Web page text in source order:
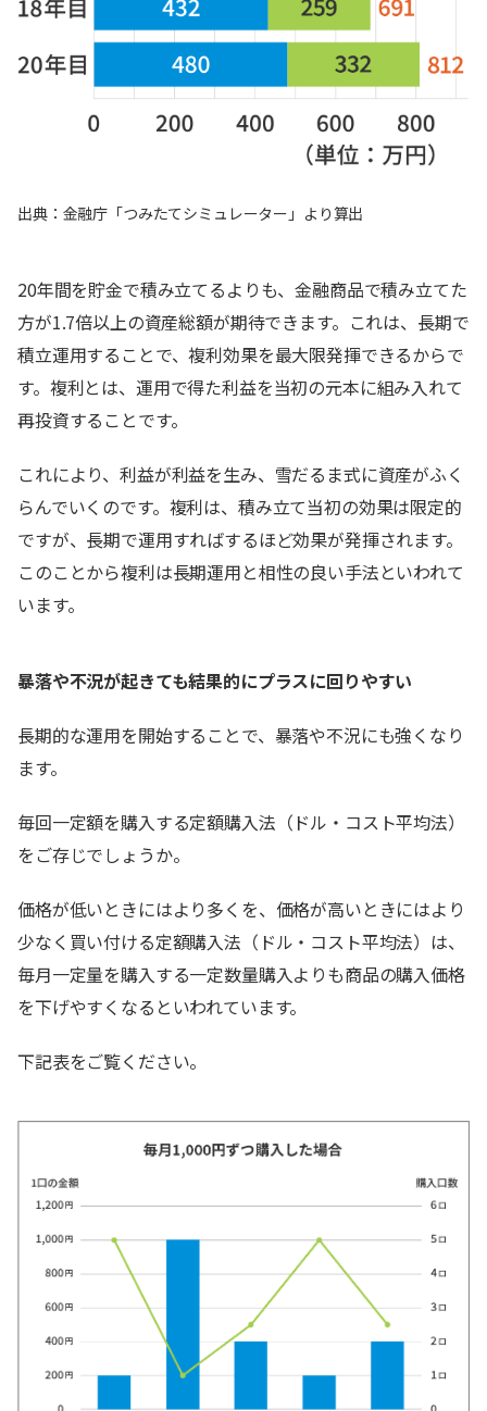
出典：金融庁「つみたてシミュレーター」より算出
20年間を貯金で積み立てるよりも、金融商品で積み立てた
方が1.7倍以上の資産総額が期待できます。これは、長期で
積立運用することで、複利効果を最大限発揮できるからで
す。複利とは、運用で得た利益を当初の元本に組み入れて
再投資することです。
これにより、利益が利益を生み、雪だるま式に資産がふく
らんでいくのです。複利は、積み立て当初の効果は限定的
ですが、長期で運用すればするほど効果が発揮されます。
このことから複利は長期運用と相性の良い手法といわれて
います。
暴落や不況が起きても結果的にプラスに回りやすい
長期的な運用を開始することで、暴落や不況にも強くなり
ます。
毎回一定額を購入する定額購入法（ドル・コスト平均法）
をご存じでしょうか。
価格が低いときにはより多くを、価格が高いときにはより
少なく買い付ける定額購入法（ドル・コスト平均法）は、
毎月一定量を購入する一定数量購入よりも商品の購入価格
を下げやすくなるといわれています。
下記表をご覧ください。